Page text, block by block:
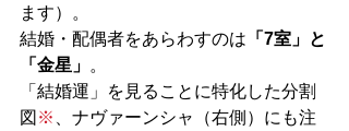
ます）。
結婚・配偶者をあらわすのは 「7室」と
「金星」 。
「結婚運」を見ることに特化した分割
図 ※
、ナヴァーンシャ（右側）にも注